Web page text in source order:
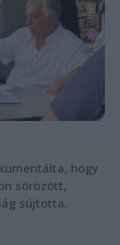
hogy
sörözött,
sújtotta.